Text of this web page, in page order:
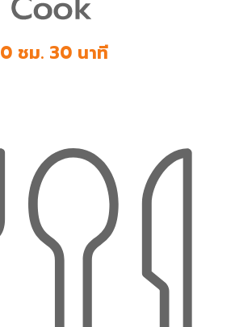
0 ชม. 30 นาที